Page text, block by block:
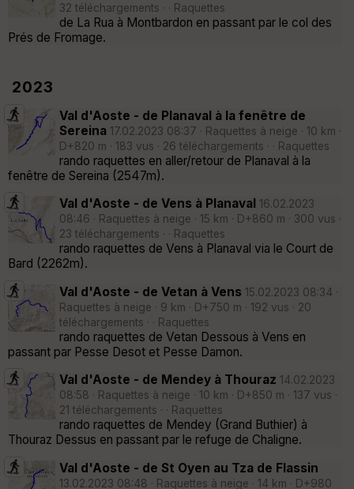
32 téléchargements · · Raquettes
de La Rua à Montbardon en passant par le col des
Prés de Fromage.
2023
Val d'Aoste - de Planaval à la fenêtre de
Sereina 17.02.2023 08:37 · Raquettes à neige · 10 km ·
D+820 m · 183 vus · 26 téléchargements · · Raquettes
rando raquettes en aller/retour de Planaval à la
fenêtre de Sereina (2547m).
Val d'Aoste - de Vens à Planaval 16.02.2023
08:46 · Raquettes à neige · 15 km · D+860 m · 300 vus ·
23 téléchargements · · Raquettes
rando raquettes de Vens à Planaval via le Court de
Bard (2262m).
Val d'Aoste - de Vetan à Vens 15.02.2023 08:34 ·
Raquettes à neige · 9 km · D+750 m · 192 vus · 20
téléchargements · · Raquettes
rando raquettes de Vetan Dessous à Vens en
passant par Pesse Desot et Pesse Damon.
Val d'Aoste - de Mendey à Thouraz 14.02.2023
08:58 · Raquettes à neige · 10 km · D+850 m · 137 vus ·
21 téléchargements · · Raquettes
rando raquettes de Mendey (Grand Buthier) à
Thouraz Dessus en passant par le refuge de Chaligne.
Val d'Aoste - de St Oyen au Tza de Flassin
13.02.2023 08:48 · Raquettes à neige · 14 km · D+980